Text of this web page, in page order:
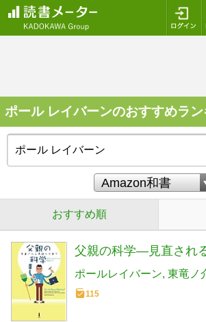
ポール レイバーンのおすすめラ
おすすめ順
父親の科学―見直され
ポールレイバーン 東竜ノ
115